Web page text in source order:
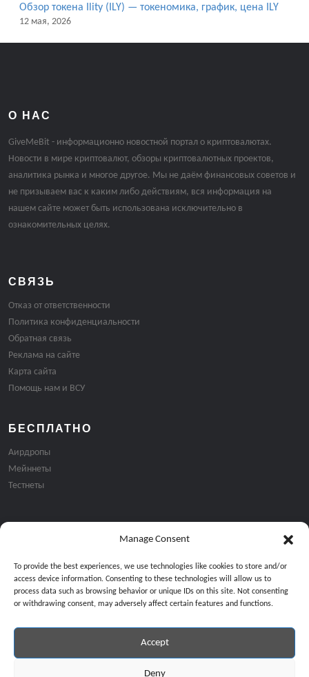
Manage Consent
To provide the best experiences, we use technologies like cookies to store and/or
access device information. Consenting to these technologies will allow us to
process data such as browsing behavior or unique IDs on this site. Not consenting
or withdrawing consent, may adversely affect certain features and functions.
Accept
Deny
Обзор токена Ility (ILY) — токеномика, график, цена ILY
12 мая, 2026
О НАС
GiveMeBit - информационно новостной портал о криптовалютах.
Новости в мире криптовалют, обзоры криптовалютных проектов,
аналитика рынка и многое другое. Мы не даём финансовых советов и
не призываем вас к каким либо действиям, вся информация на
нашем сайте может быть использована исключительно в
ознакомительных целях.
СВЯЗЬ
Отказ от ответственности
Политика конфиденциальности
Обратная связь
Реклама на сайте
Карта сайта
Помощь нам и ВСУ
БЕСПЛАТНО
Аирдропы
Мейннеты
Тестнеты
Подписка на email рассылку:
Продолжая, вы соглашаетесь с нашей политикой
Copyright © 2024 All Rights Reserved by